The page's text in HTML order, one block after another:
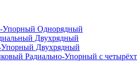
Упорный Однорядный
Двухрядный
Двухрядный
Радиально-Упорный с